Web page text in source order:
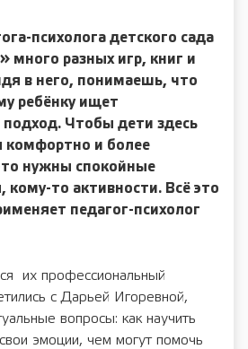
психолога детского сада
разных игр, книг и
в него, понимаешь, что
ребёнку ищет
Чтобы дети здесь
комфортно и более
нужны спокойные
кому-то активности. Всё это
педагог-психолог
их профессиональный
с Дарьей Игоревной,
вопросы: как научить
эмоции, чем могут помочь